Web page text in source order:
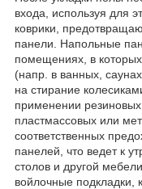
входа, используя для
коврики,
панели. Напольные
помещениях, в
(напр. в ванных,
на стирание
применении
пластмассовых или
соответственных
панелей, что ведет к
столов и другой
войлочные